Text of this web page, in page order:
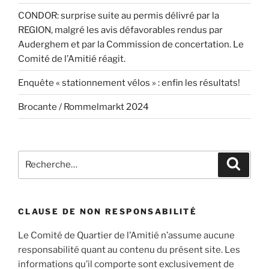
CONDOR: surprise suite au permis délivré par la
REGION, malgré les avis défavorables rendus par
Auderghem et par la Commission de concertation. Le
Comité de l’Amitié réagit.
Enquête « stationnement vélos » : enfin les résultats!
Brocante / Rommelmarkt 2024
pour
CLAUSE DE NON RESPONSABILITÉ
Le Comité de Quartier de l’Amitié n’assume aucune
responsabilité quant au contenu du présent site. Les
informations qu’il comporte sont exclusivement de